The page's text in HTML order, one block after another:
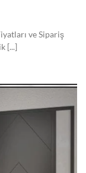
ve Sipariş
[...]